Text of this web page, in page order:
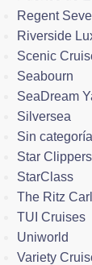
Regent
Riverside
Scenic
Seabourn
SeaDream
Silversea
Sin categoría
Star Clippers
StarClass
The Ritz
TUI Cruises
Uniworld
Variety